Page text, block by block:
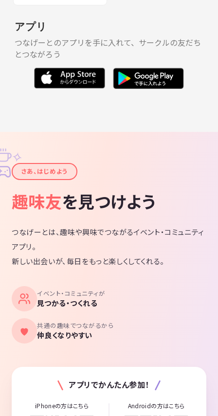
アプリ
つなげーとのアプリを手に入れて、サークルの友だち
とつながろう
✦
✧
さあ、はじめよう
趣味友を見つけよう
つなげーとは、趣味や興味でつながるイベント・コミュニティ
アプリ。
新しい出会いが、毎日をもっと楽しくしてくれる。
イベント・コミュニティが
見つかる・つくれる
共通の趣味でつながるから
仲良くなりやすい
アプリでかんたん参加！
iPhoneの方はこちら Androidの方はこちら